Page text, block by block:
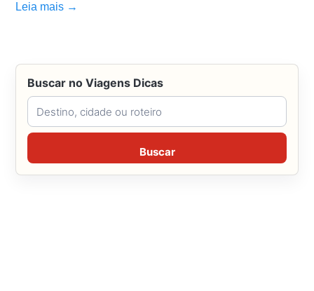
Leia mais →
Buscar no Viagens Dicas
Buscar no Viagens Dicas
Buscar